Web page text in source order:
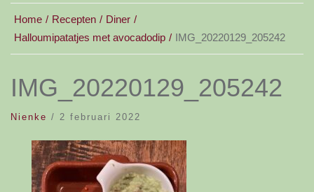
Home Recepten
Diner
Halloumipatatjes met avocadodip
IMG_20220129_205242
IMG_20220129_205242
Nienke / 2 februari 2022